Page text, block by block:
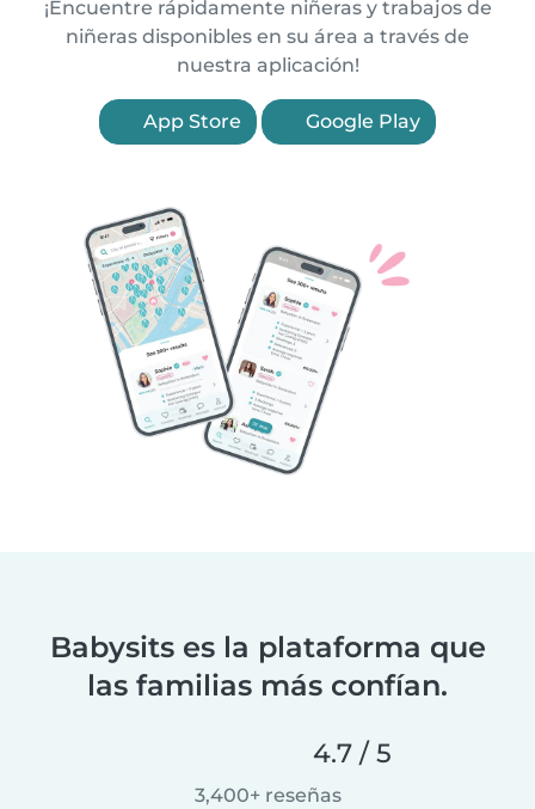
¡Encuentre rápidamente niñeras y trabajos de
niñeras disponibles en su área a través de
nuestra aplicación!
App Store Google Play
Babysits es la plataforma que
las familias más confían.
4.7 / 5
3,400+ reseñas